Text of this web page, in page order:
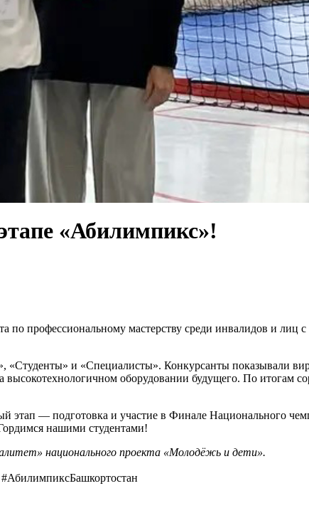
«Абилимпикс»!
профессиональному мастерству среди инвалидов и
и «Специалисты». Конкурсанты показывали
оборудовании будущего. По итогам
этап — подготовка и участие в Финале Национального
нашими студентами!
национального проекта «Молодёжь и дети».